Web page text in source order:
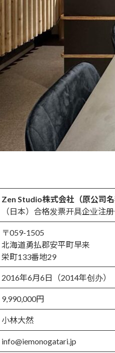
Zen Studio株式会社（原公司
（日本）合格发票开具企业注册
〒059-1505
北海道勇払郡安平町早来
栄町133番地29
2016年6月6日（2014年创办）
9,990,000円
小林大然
info@iemonogatari.jp